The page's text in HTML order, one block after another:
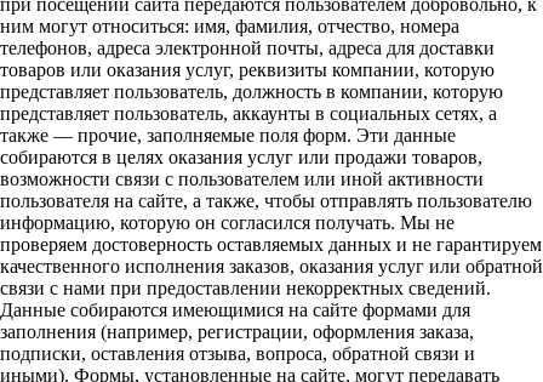
при посещении сайта передаются пользователем добровольно, к
ним могут относиться: имя, фамилия, отчество, номера
телефонов, адреса электронной почты, адреса для доставки
товаров или оказания услуг, реквизиты компании, которую
представляет пользователь, должность в компании, которую
представляет пользователь, аккаунты в социальных сетях, а
также — прочие, заполняемые поля форм. Эти данные
собираются в целях оказания услуг или продажи товаров,
возможности связи с пользователем или иной активности
пользователя на сайте, а также, чтобы отправлять пользователю
информацию, которую он согласился получать. Мы не
проверяем достоверность оставляемых данных и не гарантируем
качественного исполнения заказов, оказания услуг или обратной
связи с нами при предоставлении некорректных сведений.
Данные собираются имеющимися на сайте формами для
заполнения (например, регистрации, оформления заказа,
подписки, оставления отзыва, вопроса, обратной связи и
иными). Формы, установленные на сайте, могут передавать